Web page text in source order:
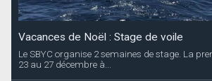
Vacances de Noël : Stage de voile
Le SBYC organise 2 semaines de stage. La
23 au 27 décembre à...